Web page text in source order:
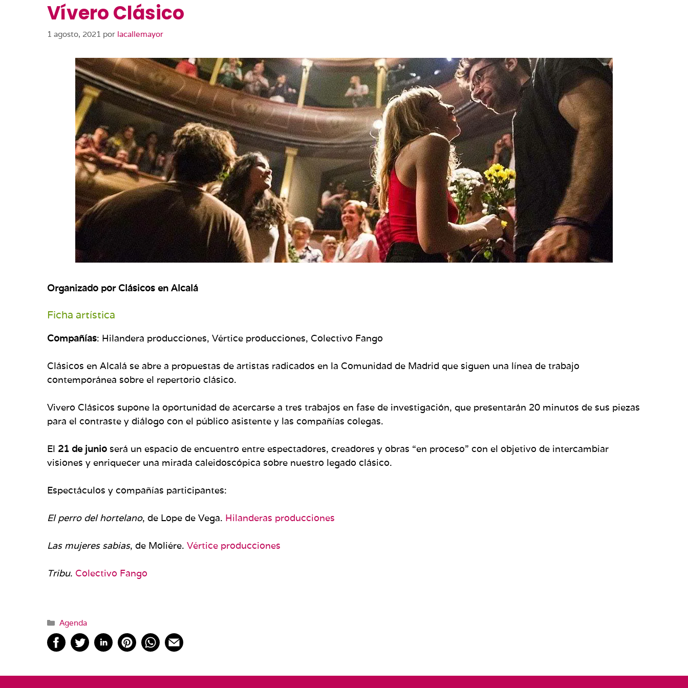
Vívero Clásico
1 agosto, 2021 por lacallemayor
Organizado por Clásicos en Alcalá
Ficha artística
Compañías: Hilandera producciones, Vértice producciones, Colectivo Fango
Clásicos en Alcalá se abre a propuestas de artistas radicados en la Comunidad de Madrid que siguen una línea de trabajo
contemporánea sobre el repertorio clásico.
Vivero Clásicos supone la oportunidad de acercarse a tres trabajos en fase de investigación, que presentarán 20 minutos de sus piezas
para el contraste y diálogo con el público asistente y las compañías colegas.
El 21 de junio será un espacio de encuentro entre espectadores, creadores y obras “en proceso” con el objetivo de intercambiar
visiones y enriquecer una mirada caleidoscópica sobre nuestro legado clásico.
Espectáculos y compañías participantes:
El perro del hortelano, de Lope de Vega. Hilanderas producciones
Las mujeres sabias, de Moliére. Vértice producciones
Tribu. Colectivo Fango
Categorías
Agenda